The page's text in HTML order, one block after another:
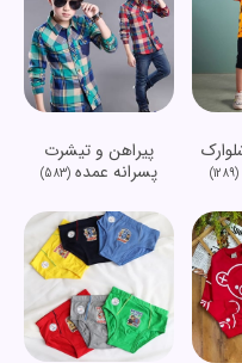
(1289)
پیراهن و تیشرت
پسرانه عمده (583)